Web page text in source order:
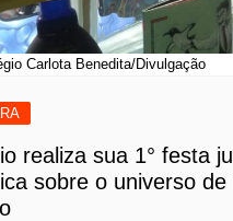
Carlota Benedita/Divulgação
realiza sua 1° festa
sobre o universo de